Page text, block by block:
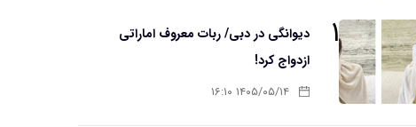
۱
دیوانگی در دبی/ ربات معروف اماراتی
ازدواج کرد!
۱۴۰۵/۰۵/۱۴ ۱۶:۱۰